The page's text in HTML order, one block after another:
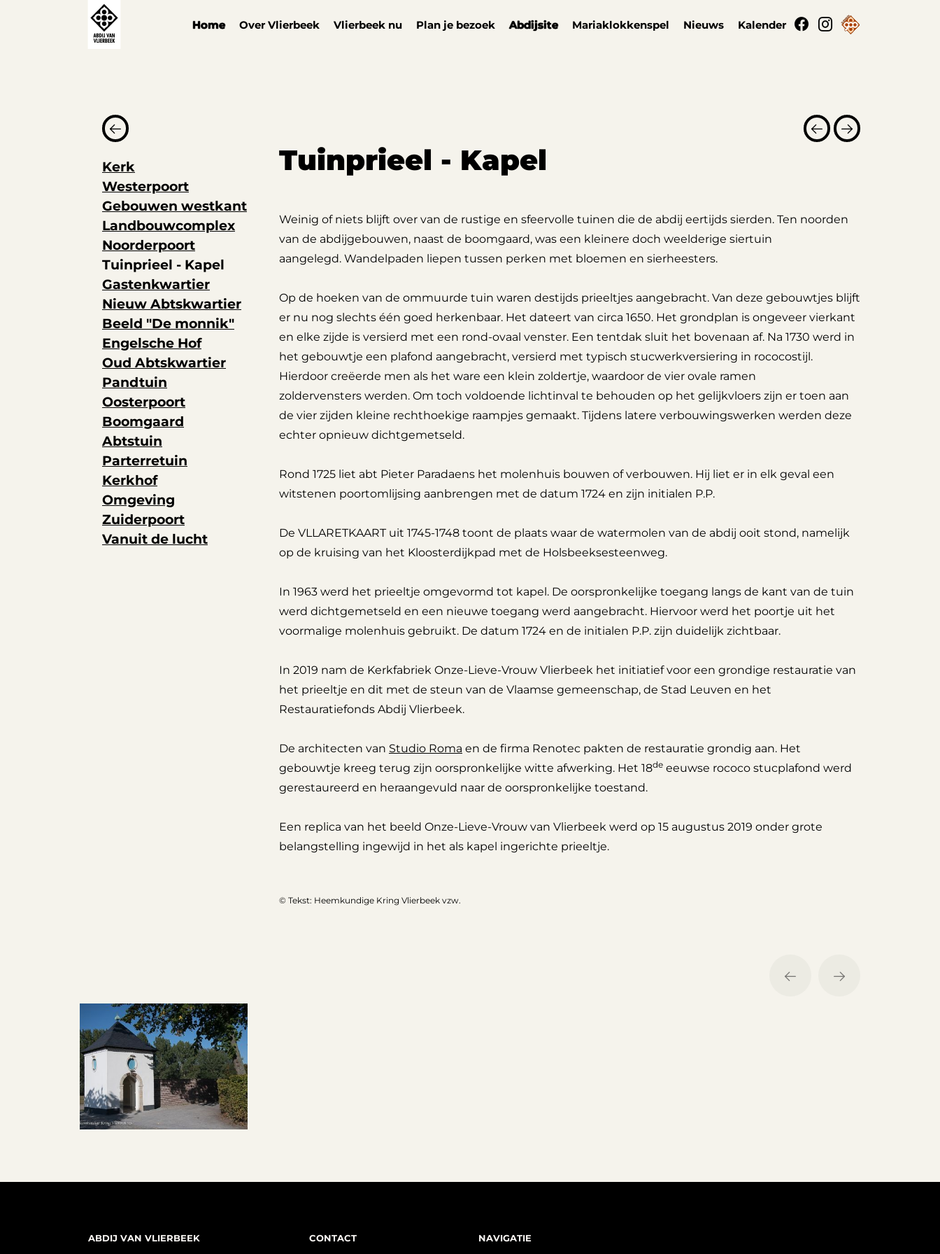
Home Over Vlierbeek Vlierbeek nu Plan je bezoek Abdijsite Mariaklokkenspel Nieuws Kalender
Kerk
Westerpoort
Gebouwen westkant
Landbouwcomplex
Noorderpoort
Tuinprieel - Kapel
Gastenkwartier
Nieuw Abtskwartier
Beeld "De monnik"
Engelsche Hof
Oud Abtskwartier
Pandtuin
Oosterpoort
Boomgaard
Abtstuin
Parterretuin
Kerkhof
Omgeving
Zuiderpoort
Vanuit de lucht
Tuinprieel - Kapel
Weinig of niets blijft over van de rustige en sfeervolle tuinen die de abdij eertijds sierden. Ten noorden
van de abdijgebouwen, naast de boomgaard, was een kleinere doch weelderige siertuin
aangelegd. Wandelpaden liepen tussen perken met bloemen en sierheesters.
Op de hoeken van de ommuurde tuin waren destijds prieeltjes aangebracht. Van deze gebouwtjes blijft
er nu nog slechts één goed herkenbaar. Het dateert van circa 1650. Het grondplan is ongeveer vierkant
en elke zijde is versierd met een rond-ovaal venster. Een tentdak sluit het bovenaan af. Na 1730 werd in
het gebouwtje een plafond aangebracht, versierd met typisch stucwerkversiering in rococostijl.
Hierdoor creëerde men als het ware een klein zoldertje, waardoor de vier ovale ramen
zoldervensters werden. Om toch voldoende lichtinval te behouden op het gelijkvloers zijn er toen aan
de vier zijden kleine rechthoekige raampjes gemaakt. Tijdens latere verbouwingswerken werden deze
echter opnieuw dichtgemetseld.
Rond 1725 liet abt Pieter Paradaens het molenhuis bouwen of verbouwen. Hij liet er in elk geval een
witstenen poortomlijsing aanbrengen met de datum 1724 en zijn initialen P.P.
De VLLARETKAART uit 1745-1748 toont de plaats waar de watermolen van de abdij ooit stond, namelijk
op de kruising van het Kloosterdijkpad met de Holsbeeksesteenweg.
In 1963 werd het prieeltje omgevormd tot kapel. De oorspronkelijke toegang langs de kant van de tuin
werd dichtgemetseld en een nieuwe toegang werd aangebracht. Hiervoor werd het poortje uit het
voormalige molenhuis gebruikt. De datum 1724 en de initialen P.P. zijn duidelijk zichtbaar.
In 2019 nam de Kerkfabriek Onze-Lieve-Vrouw Vlierbeek het initiatief voor een grondige restauratie van
het prieeltje en dit met de steun van de Vlaamse gemeenschap, de Stad Leuven en het
Restauratiefonds Abdij Vlierbeek.
De architecten van Studio Roma en de firma Renotec pakten de restauratie grondig aan. Het
gebouwtje kreeg terug zijn oorspronkelijke witte afwerking. Het 18de eeuwse rococo stucplafond werd
gerestaureerd en heraangevuld naar de oorspronkelijke toestand.
Een replica van het beeld Onze-Lieve-Vrouw van Vlierbeek werd op 15 augustus 2019 onder grote
belangstelling ingewijd in het als kapel ingerichte prieeltje.
© Tekst: Heemkundige Kring Vlierbeek vzw.
ABDIJ VAN VLIERBEEK CONTACT NAVIGATIE
Cookies beheer paneel